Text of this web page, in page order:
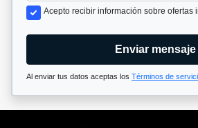
Acepto recibir información sobre ofertas
Enviar mensaje
Al enviar tus datos aceptas los Términos de